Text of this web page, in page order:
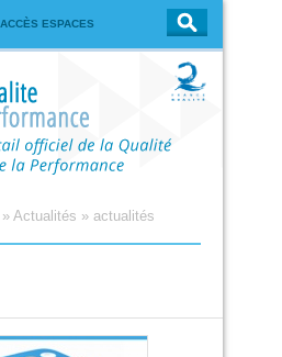
ACCÈS ESPACES
» Actualités » actualités